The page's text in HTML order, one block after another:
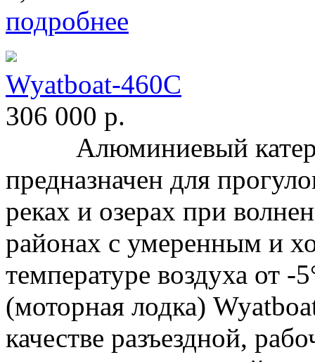
подробнее
Wyatboat-460C
306 000 р.
Алюминиевый катер
предназначен для
реках и озерах при
районах с умеренным и
температуре воздуха
(моторная лодка)
качестве разъездной,